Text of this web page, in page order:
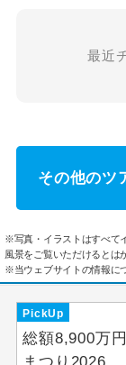
最近
その他のツ
※写真・イラストはすべて
風景をご覧いただけるとは
※当ウェブサイトの情報に
PickUp
総額8,900万